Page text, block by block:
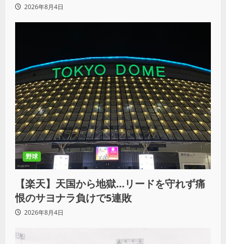
2026年8月4日
野球
【楽天】天国から地獄…リードを守れず痛
恨のサヨナラ負けで5連敗
2026年8月4日